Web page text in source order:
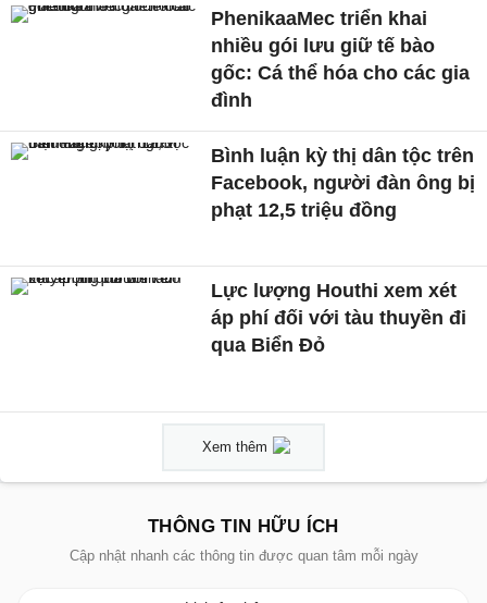
PhenikaaMec triển khai
nhiều gói lưu giữ tế bào
gốc: Cá thể hóa cho các gia
đình
Bình luận kỳ thị dân tộc trên
Facebook, người đàn ông bị
phạt 12,5 triệu đồng
Lực lượng Houthi xem xét
áp phí đối với tàu thuyền đi
qua Biển Đỏ
Xem thêm
THÔNG TIN HỮU ÍCH
Cập nhật nhanh các thông tin được quan tâm mỗi ngày